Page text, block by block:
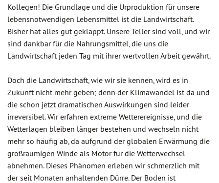
Kollegen! Die Grundlage und die Urproduktion für unsere
lebensnotwendigen Lebensmittel ist die Landwirtschaft.
Bisher hat alles gut geklappt. Unsere Teller sind voll, und wir
sind dankbar für die Nahrungsmittel, die uns die
Landwirtschaft jeden Tag mit ihrer wertvollen Arbeit gewährt.
Doch die Landwirtschaft, wie wir sie kennen, wird es in
Zukunft nicht mehr geben; denn der Klimawandel ist da und
die schon jetzt dramatischen Auswirkungen sind leider
irreversibel. Wir erfahren extreme Wetterereignisse, und die
Wetterlagen bleiben länger bestehen und wechseln nicht
mehr so häufig ab, da aufgrund der globalen Erwärmung die
großräumigen Winde als Motor für die Wetterwechsel
abnehmen. Dieses Phänomen erleben wir schmerzlich mit
der seit Monaten anhaltenden Dürre. Der Boden ist